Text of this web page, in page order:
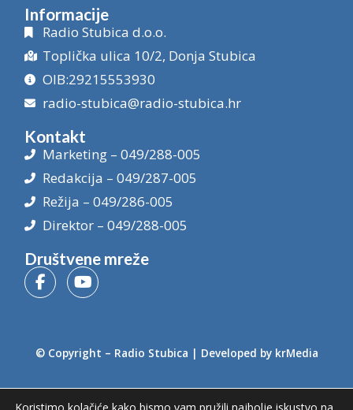
Informacije
Radio Stubica d.o.o.
Toplička ulica 10/2, Donja Stubica
OIB:29215553930
radio-stubica@radio-stubica.hr
Kontakt
Marketing – 049/288-005
Redakcija – 049/287-005
Režija – 049/286-005
Direktor – 049/288-005
Društvene mreže
© Copyright – Radio Stubica | Developed by krMedia